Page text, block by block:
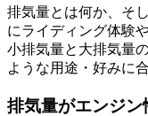
排気量とは何か、そ
にライディング体験
小排気量と大排気量
ような用途・好みに
排気量がエンジ